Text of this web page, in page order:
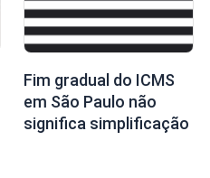
Fim gradual do ICMS
em São Paulo não
significa simplificação